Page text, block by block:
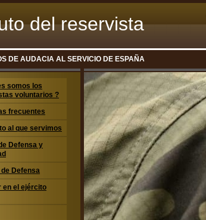
del reservista
DE AUDACIA AL SERVICIO DE ESPAÑA
somos los
voluntarios ?
frecuentes
al que servimos
Defensa y
Defensa
en el ejército